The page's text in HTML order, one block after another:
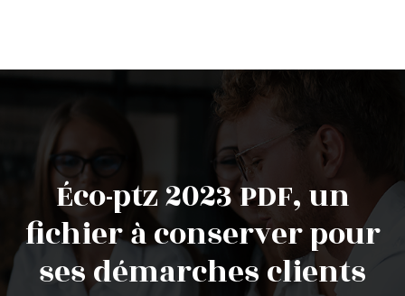
Éco-ptz 2023 PDF, un
fichier à conserver pour
ses démarches clients